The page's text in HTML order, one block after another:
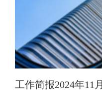
工作简报2024年11